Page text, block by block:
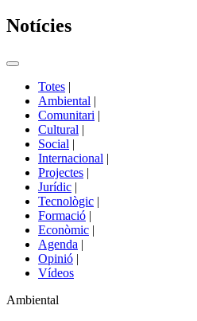
Notícies
Commutador
portals
Totes |
Ambiental |
Comunitari |
Cultural |
Social |
Internacional |
Projectes |
Jurídic |
Tecnològic |
Formació |
Econòmic |
Agenda |
Opinió |
Vídeos
Àmbit
Ambiental